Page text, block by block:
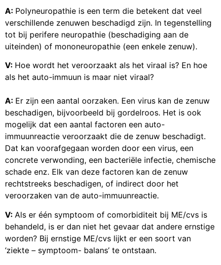
A: Polyneuropathie is een term die betekent dat veel
verschillende zenuwen beschadigd zijn. In tegenstelling
tot bij perifere neuropathie (beschadiging aan de
uiteinden) of mononeuropathie (een enkele zenuw).
V: Hoe wordt het veroorzaakt als het viraal is? En hoe
als het auto-immuun is maar niet viraal?
A: Er zijn een aantal oorzaken. Een virus kan de zenuw
beschadigen, bijvoorbeeld bij gordelroos. Het is ook
mogelijk dat een aantal factoren een auto-
immuunreactie veroorzaakt die de zenuw beschadigt.
Dat kan voorafgegaan worden door een virus, een
concrete verwonding, een bacteriële infectie, chemische
schade enz. Elk van deze factoren kan de zenuw
rechtstreeks beschadigen, of indirect door het
veroorzaken van de auto-immuunreactie.
V: Als er één symptoom of comorbiditeit bij ME/cvs is
behandeld, is er dan niet het gevaar dat andere ernstige
worden? Bij ernstige ME/cvs lijkt er een soort van
‘ziekte – symptoom- balans’ te ontstaan.